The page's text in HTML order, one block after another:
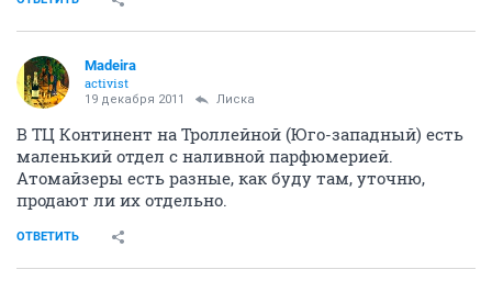
Madeira
activist
19 декабря 2011 Лиска
В ТЦ Континент на Троллейной (Юго-западный) есть
маленький отдел с наливной парфюмерией.
Атомайзеры есть разные, как буду там, уточню,
продают ли их отдельно.
ОТВЕТИТЬ